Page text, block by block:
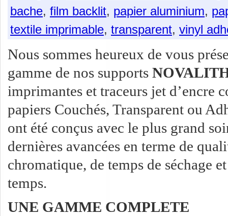
bache, film backlit, papier aluminium,
textile imprimable, transparent, vinyl
Nous sommes heureux de vous
gamme de nos supports
imprimantes et traceurs jet d’encre
papiers Couchés, Transparent ou
ont été conçus avec le plus grand
dernières avancées en terme de
chromatique, de temps de séchage
temps.
UNE GAMME COMPLETE